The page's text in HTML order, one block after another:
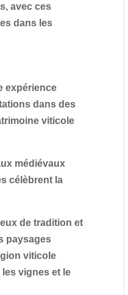
avec ces
dans les
expérience
dans des
viticole
médiévaux
célèbrent la
de tradition et
paysages
viticole
les vignes et le